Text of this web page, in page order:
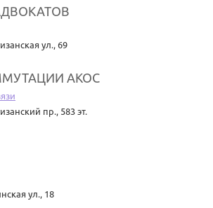
ул., 69
АКОС
пр., 583 эт.
ул., 18